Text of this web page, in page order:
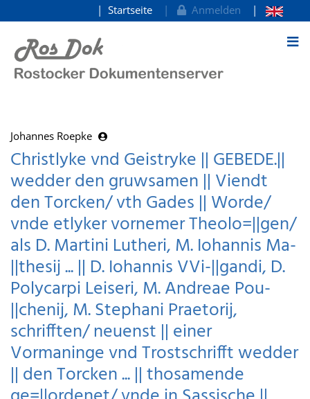
zum Inhalt
Startseite Anmelden
Johannes Roepke
Christlyke vnd Geistryke || GEBEDE.||
wedder den gruwsamen || Viendt
den Torcken/ vth Gades || Worde/
vnde etlyker vornemer Theolo=||gen/
als D. Martini Lutheri, M. Iohannis Ma-
||thesij ... || D. Iohannis VVi-||gandi, D.
Polycarpi Leiseri, M. Andreae Pou-
||chenij, M. Stephani Praetorij,
schrifften/ neuenst || einer
Vormaninge vnd Trostschrifft wedder
|| den Torcken ... || thosamende